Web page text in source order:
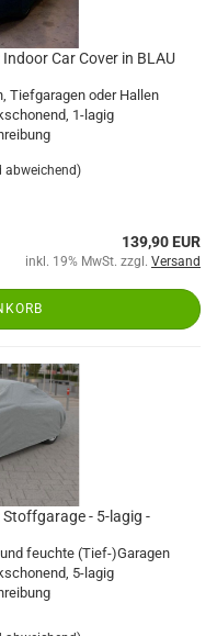
Car Cover in BLAU
Tiefgaragen oder Hallen
1-lagig
abweichend)
139,90 EUR
inkl. 19% MwSt. zzgl. Versand
- 5-lagig -
feuchte (Tief-)Garagen
5-lagig